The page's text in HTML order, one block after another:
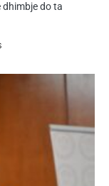
dhimbje do ta